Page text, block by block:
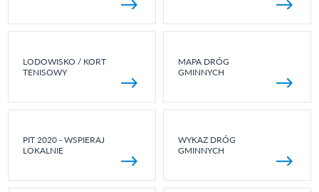
LODOWISKO / KORT
TENISOWY
MAPA DRÓG
GMINNYCH
PIT 2020 - WSPIERAJ
LOKALNIE
WYKAZ DRÓG
GMINNYCH